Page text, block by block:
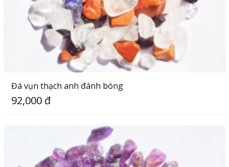
Đá vụn thạch anh đánh bóng
92,000 đ